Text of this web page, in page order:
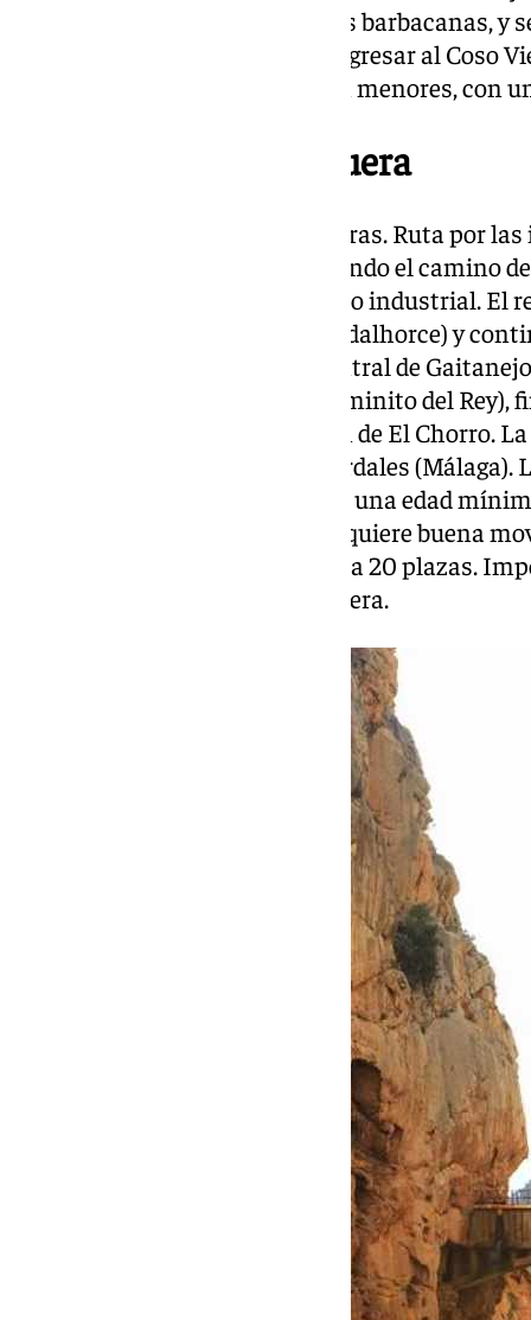
donde se podrán contemplar las barbacanas, y
por la calle Herradores hasta regresar al Coso
recomendada para familias con menores, con
Álora-Ardales-Antequera
13 de octubre, de 9.30 a 14.00 horas. Ruta por
históricas de El Chorro, explorando el camino
histórica a través del patrimonio industrial. El
Presa del Chorro (Conde de Guadalhorce) y
Alfonso XIII, el embalse y la central de
Desfiladero de los Gaitanes (Caminito del
Chorro/La Encantada/Estación de El Chorro.
El Kiosco, en los Embalses de Ardales
para familias con menores, con una edad
aproximada es de 4 horas. Se requiere buena
llevar agua. El aforo es limitado a 20 plazas.
incluida la vuelta en bus lanzadera.